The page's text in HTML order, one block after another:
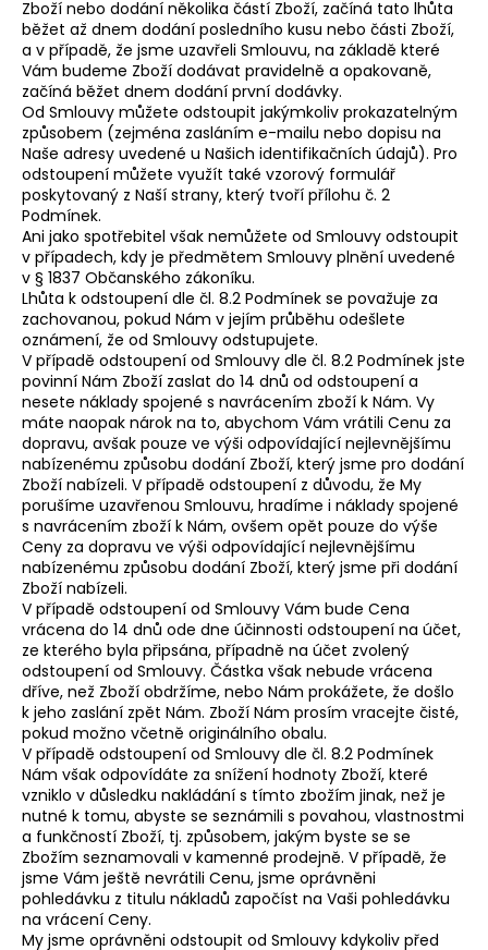
Zboží nebo dodání několika částí Zboží, začíná tato lhůta
běžet až dnem dodání posledního kusu nebo části Zboží,
a v případě, že jsme uzavřeli Smlouvu, na základě které
Vám budeme Zboží dodávat pravidelně a opakovaně,
začíná běžet dnem dodání první dodávky.
Od Smlouvy můžete odstoupit jakýmkoliv prokazatelným
způsobem (zejména zasláním e-mailu nebo dopisu na
Naše adresy uvedené u Našich identifikačních údajů). Pro
odstoupení můžete využít také vzorový formulář
poskytovaný z Naší strany, který tvoří přílohu č. 2
Podmínek.
Ani jako spotřebitel však nemůžete od Smlouvy odstoupit
v případech, kdy je předmětem Smlouvy plnění uvedené
v § 1837 Občanského zákoníku.
Lhůta k odstoupení dle čl. 8.2 Podmínek se považuje za
zachovanou, pokud Nám v jejím průběhu odešlete
oznámení, že od Smlouvy odstupujete.
V případě odstoupení od Smlouvy dle čl. 8.2 Podmínek jste
povinní Nám Zboží zaslat do 14 dnů od odstoupení a
nesete náklady spojené s navrácením zboží k Nám. Vy
máte naopak nárok na to, abychom Vám vrátili Cenu za
dopravu, avšak pouze ve výši odpovídající nejlevnějšímu
nabízenému způsobu dodání Zboží, který jsme pro dodání
Zboží nabízeli. V případě odstoupení z důvodu, že My
porušíme uzavřenou Smlouvu, hradíme i náklady spojené
s navrácením zboží k Nám, ovšem opět pouze do výše
Ceny za dopravu ve výši odpovídající nejlevnějšímu
nabízenému způsobu dodání Zboží, který jsme při dodání
Zboží nabízeli.
V případě odstoupení od Smlouvy Vám bude Cena
vrácena do 14 dnů ode dne účinnosti odstoupení na účet,
ze kterého byla připsána, případně na účet zvolený
odstoupení od Smlouvy. Částka však nebude vrácena
dříve, než Zboží obdržíme, nebo Nám prokážete, že došlo
k jeho zaslání zpět Nám. Zboží Nám prosím vracejte čisté,
pokud možno včetně originálního obalu.
V případě odstoupení od Smlouvy dle čl. 8.2 Podmínek
Nám však odpovídáte za snížení hodnoty Zboží, které
vzniklo v důsledku nakládání s tímto zbožím jinak, než je
nutné k tomu, abyste se seznámili s povahou, vlastnostmi
a funkčností Zboží, tj. způsobem, jakým byste se se
Zbožím seznamovali v kamenné prodejně. V případě, že
jsme Vám ještě nevrátili Cenu, jsme oprávněni
pohledávku z titulu nákladů započíst na Vaši pohledávku
na vrácení Ceny.
My jsme oprávněni odstoupit od Smlouvy kdykoliv před